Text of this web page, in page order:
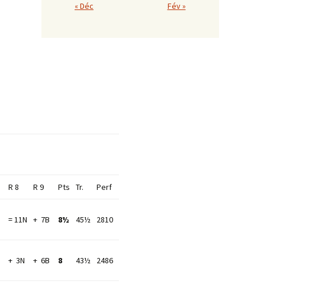
R 8 R 9 Pts Tr. Perf
= 11N + 7B 8½ 45½ 2810
+ 3N + 6B 8 43½ 2486
« Déc
Fév »